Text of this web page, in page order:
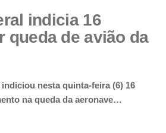
indicia 16
queda de avião da
nesta quinta-feira (6) 16
na queda da aeronave…